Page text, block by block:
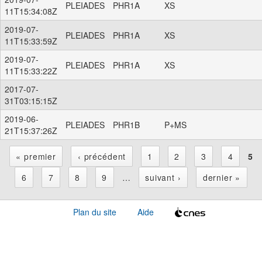
11T15:34:08Z
PLEIADES PHR1A XS
2019-07-
11T15:33:59Z
PLEIADES PHR1A XS
2019-07-
11T15:33:22Z
PLEIADES PHR1A XS
2017-07-
31T03:15:15Z
2019-06-
21T15:37:26Z
PLEIADES PHR1B P+MS
P
« premier ‹ précédent 1 2 3 4
5
6
7 8 9 … suivant › dernier »
Plan du site Aide